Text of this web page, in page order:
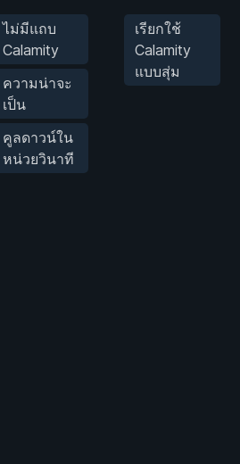
ไม่มีแถบ
Calamity
ความน่าจะ
เป็น
คูลดาวน์ใน
หน่วยวินาที
เรียกใช้
Calamity
แบบสุ่ม